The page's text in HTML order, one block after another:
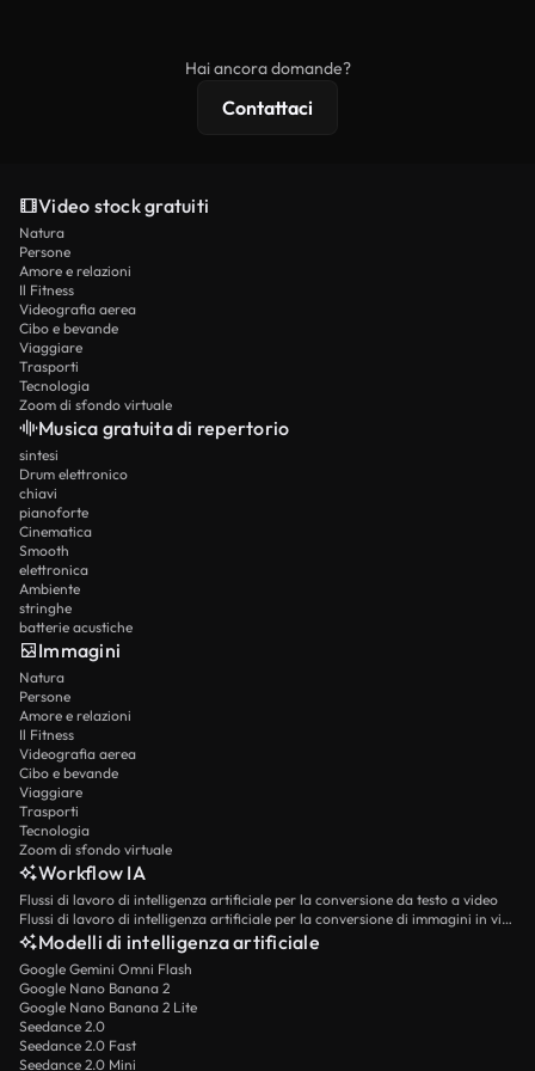
Hai ancora domande?
Contattaci
Video stock gratuiti
Natura
Persone
Amore e relazioni
Il Fitness
Videografia aerea
Cibo e bevande
Viaggiare
Trasporti
Tecnologia
Zoom di sfondo virtuale
Musica gratuita di repertorio
sintesi
Drum elettronico
chiavi
pianoforte
Cinematica
Smooth
elettronica
Ambiente
stringhe
batterie acustiche
Immagini
Natura
Persone
Amore e relazioni
Il Fitness
Videografia aerea
Cibo e bevande
Viaggiare
Trasporti
Tecnologia
Zoom di sfondo virtuale
Workflow IA
Flussi di lavoro di intelligenza artificiale per la conversione da testo a video
Flussi di lavoro di intelligenza artificiale per la conversione di immagini in video
Modelli di intelligenza artificiale
Google Gemini Omni Flash
Google Nano Banana 2
Google Nano Banana 2 Lite
Seedance 2.0
Seedance 2.0 Fast
Seedance 2.0 Mini